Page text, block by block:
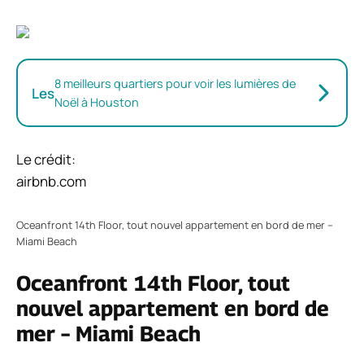
Les8 meilleurs quartiers pour voir les lumières de
Noël à Houston
Le crédit:
airbnb.com
Oceanfront 14th Floor, tout nouvel appartement en bord de mer –
Miami Beach
Oceanfront 14th Floor, tout
nouvel appartement en bord de
mer – Miami Beach